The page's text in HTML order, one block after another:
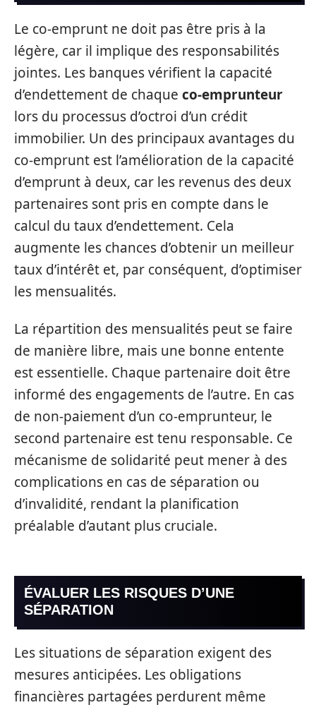
Le co-emprunt ne doit pas être pris à la
légère, car il implique des responsabilités
jointes. Les banques vérifient la capacité
d’endettement de chaque co-emprunteur
lors du processus d’octroi d’un crédit
immobilier. Un des principaux avantages du
co-emprunt est l’amélioration de la capacité
d’emprunt à deux, car les revenus des deux
partenaires sont pris en compte dans le
calcul du taux d’endettement. Cela
augmente les chances d’obtenir un meilleur
taux d’intérêt et, par conséquent, d’optimiser
les mensualités.
La répartition des mensualités peut se faire
de manière libre, mais une bonne entente
est essentielle. Chaque partenaire doit être
informé des engagements de l’autre. En cas
de non-paiement d’un co-emprunteur, le
second partenaire est tenu responsable. Ce
mécanisme de solidarité peut mener à des
complications en cas de séparation ou
d’invalidité, rendant la planification
préalable d’autant plus cruciale.
ÉVALUER LES RISQUES D’UNE
SÉPARATION
Les situations de séparation exigent des
mesures anticipées. Les obligations
financières partagées perdurent même